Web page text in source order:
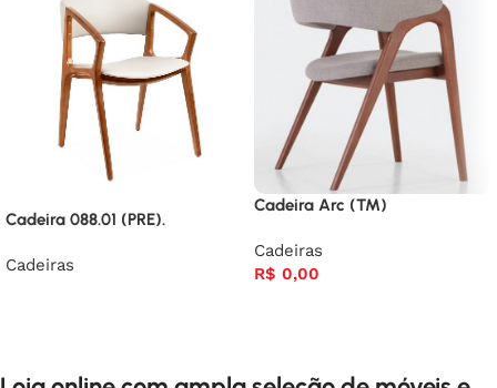
Cadeira 088.01 (PRE).
Cadeiras
Cadeira Arc (TM)
Cadeiras
R$ 0,00